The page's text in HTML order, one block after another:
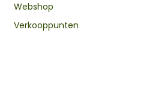
Webshop
Verkooppunten